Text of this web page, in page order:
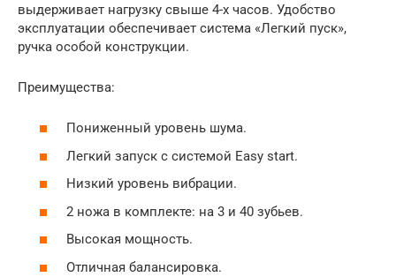
выдерживает нагрузку свыше 4-х часов. Удобство
эксплуатации обеспечивает система «Легкий пуск»,
ручка особой конструкции.
Преимущества:
Пониженный уровень шума.
Легкий запуск с системой Easy start.
Низкий уровень вибрации.
2 ножа в комплекте: на 3 и 40 зубьев.
Высокая мощность.
Отличная балансировка.